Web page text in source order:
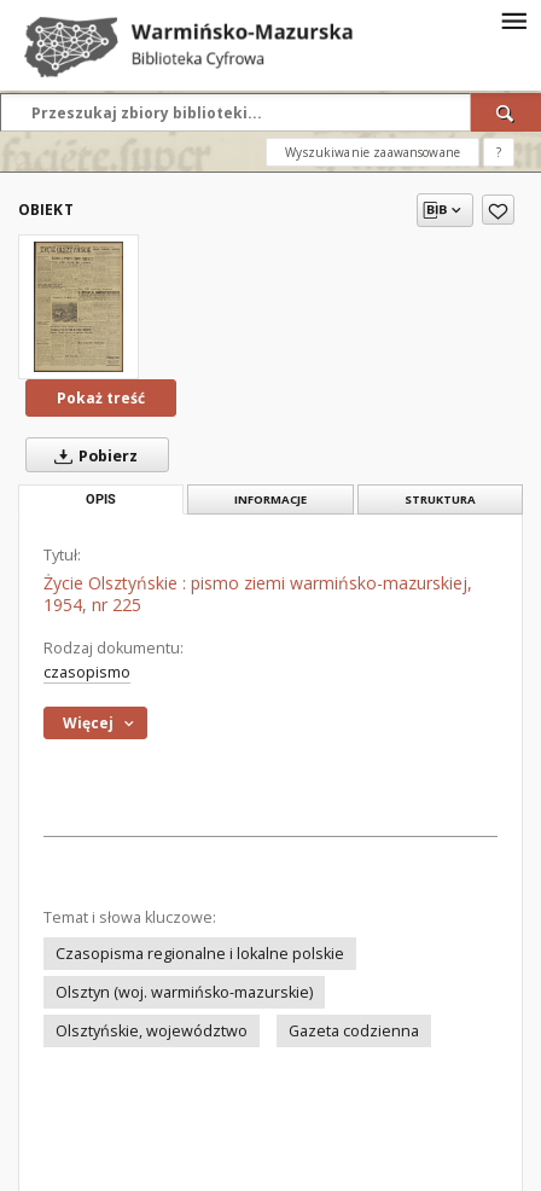
Wyszukiwanie zaawansowane ?
OBIEKT
Pokaż treść
Pobierz
OPIS INFORMACJE STRUKTURA
Tytuł:
Życie Olsztyńskie : pismo ziemi warmińsko-mazurskiej,
1954, nr 225
Rodzaj dokumentu:
czasopismo
Więcej
Temat i słowa kluczowe:
Czasopisma regionalne i lokalne polskie
Olsztyn (woj. warmińsko-mazurskie)
Olsztyńskie, województwo
Gazeta codzienna